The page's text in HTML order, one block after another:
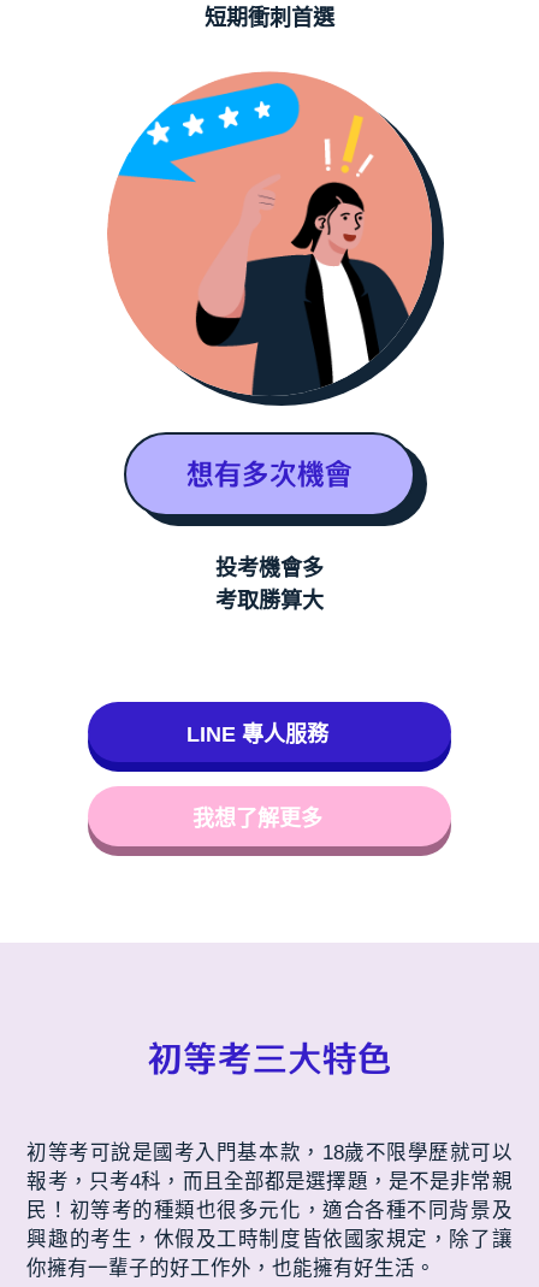
短期衝刺首選
想有多次機會
投考機會多
考取勝算大
LINE 專人服務
我想了解更多
初等考三大特色
初等考可說是國考入門基本款，18歲不限學歷就可以
報考，只考4科，而且全部都是選擇題，是不是非常親
民！初等考的種類也很多元化，適合各種不同背景及
興趣的考生，休假及工時制度皆依國家規定，除了讓
你擁有一輩子的好工作外，也能擁有好生活。